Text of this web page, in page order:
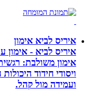
איריס לביא אימון
איריס לביא - אימון
אימון משולבת: רגשית,
ויסודי חידוד היכולות
ועמידה מול קהל.